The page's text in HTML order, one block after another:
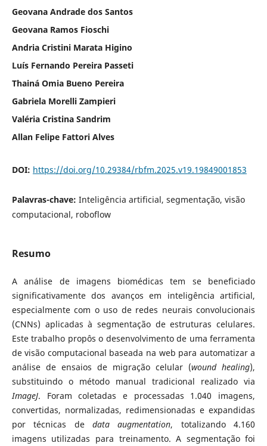
Geovana Andrade dos Santos
Geovana Ramos Fioschi
Andria Cristini Marata Higino
Luís Fernando Pereira Passeti
Thainá Omia Bueno Pereira
Gabriela Morelli Zampieri
Valéria Cristina Sandrim
Allan Felipe Fattori Alves
DOI: https://doi.org/10.29384/rbfm.2025.v19.19849001853
Palavras-chave: Inteligência artificial, segmentação, visão
computacional, roboflow
Resumo
A análise de imagens biomédicas tem se beneficiado
significativamente dos avanços em inteligência artificial,
especialmente com o uso de redes neurais convolucionais
(CNNs) aplicadas à segmentação de estruturas celulares.
Este trabalho propôs o desenvolvimento de uma ferramenta
de visão computacional baseada na web para automatizar a
análise de ensaios de migração celular (wound healing),
substituindo o método manual tradicional realizado via
ImageJ. Foram coletadas e processadas 1.040 imagens,
convertidas, normalizadas, redimensionadas e expandidas
por técnicas de data augmentation, totalizando 4.160
imagens utilizadas para treinamento. A segmentação foi